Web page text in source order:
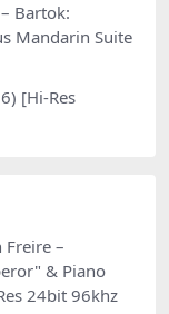
Bartok:
Mandarin Suite
[Hi-Res
–
& Piano
24bit 96khz